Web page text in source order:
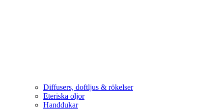
Diffusers, doftljus & rökelser
Eteriska oljor
Handdukar